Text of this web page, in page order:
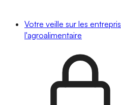
Votre veille sur les
l'agroalimentaire